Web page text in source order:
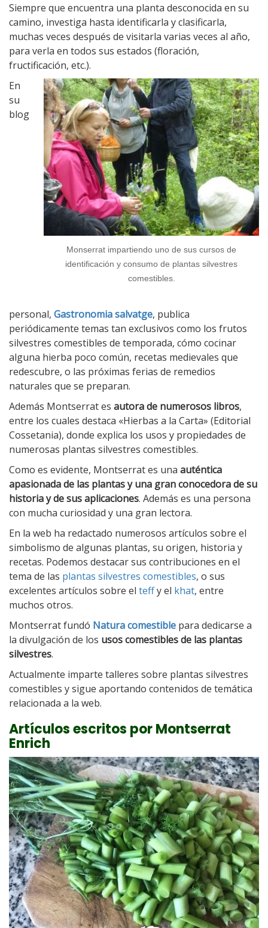
Siempre que encuentra una planta desconocida en su
camino, investiga hasta identificarla y clasificarla,
muchas veces después de visitarla varias veces al año,
para verla en todos sus estados (floración,
fructificación, etc.).
Monserrat impartiendo uno de sus cursos de
identificación y consumo de plantas silvestres
comestibles.
En
su
blog
personal, Gastronomia salvatge, publica
periódicamente temas tan exclusivos como los frutos
silvestres comestibles de temporada, cómo cocinar
alguna hierba poco común, recetas medievales que
redescubre, o las próximas ferias de remedios
naturales que se preparan.
Además Montserrat es autora de numerosos libros,
entre los cuales destaca «Hierbas a la Carta» (Editorial
Cossetania), donde explica los usos y propiedades de
numerosas plantas silvestres comestibles.
Como es evidente, Montserrat es una auténtica
apasionada de las plantas y una gran conocedora de su
historia y de sus aplicaciones. Además es una persona
con mucha curiosidad y una gran lectora.
En la web ha redactado numerosos artículos sobre el
simbolismo de algunas plantas, su origen, historia y
recetas. Podemos destacar sus contribuciones en el
tema de las plantas silvestres comestibles, o sus
excelentes artículos sobre el teffy el khat, entre
muchos otros.
Montserrat fundó Natura comestible para dedicarse a
la divulgación de los usos comestibles de las plantas
silvestres.
Actualmente imparte talleres sobre plantas silvestres
comestibles y sigue aportando contenidos de temática
relacionada a la web.
Artículos escritos por Montserrat
Enrich